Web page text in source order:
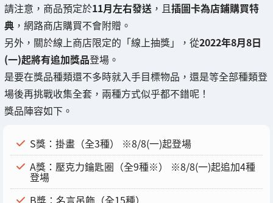
請注意，商品預定於11月左右發送 ，且插圖卡為店鋪購買特
典 ，網路商店購買不會附贈。
另外，關於線上商店限定的「線上抽獎」，從2022年8月8日
(一)起將有追加獎品登場。
是要在獎品種類還不多時就入手目標物品，還是等全部種類登
場後再挑戰收集全套，兩種方式似乎都不錯呢！
獎品陣容如下。
S獎：掛畫（全3種） ※8/8(一)起登場
A獎：壓克力鑰匙圈（全9種※） ※8/8(一)起追加4種
登場
B獎：名言吊飾（全15種）